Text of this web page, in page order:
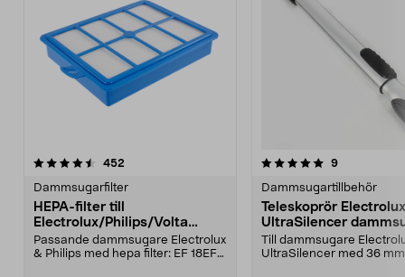
452
Dammsugarfilter
HEPA-filter till
Electrolux/Philips/Volta
dammsugare
Passande dammsugare Electrolux
& Philips med hepa filter: EF 18EFH
5.0av 5 stjärnor 9recensioner
Dammsugartillbehör
Teleskoprör Electrolux
UltraSilencer
Till dammsugare
UltraSilencer med 36
4.5av 5 stjärnor